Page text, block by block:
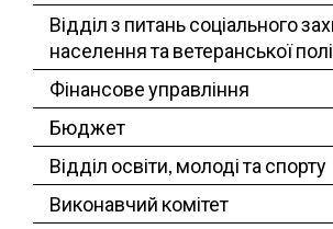
Відділ з питань соціального
населення та ветеранської
Фінансове управління
Бюджет
Відділ освіти, молоді та спорту
Виконавчий комітет